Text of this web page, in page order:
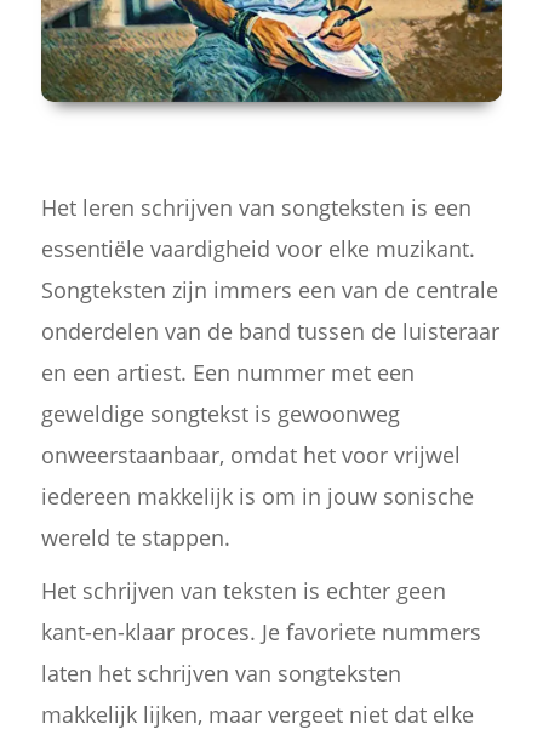
Het leren schrijven van songteksten is een
essentiële vaardigheid voor elke muzikant.
Songteksten zijn immers een van de centrale
onderdelen van de band tussen de luisteraar
en een artiest. Een nummer met een
geweldige songtekst is gewoonweg
onweerstaanbaar, omdat het voor vrijwel
iedereen makkelijk is om in jouw sonische
wereld te stappen.
Het schrijven van teksten is echter geen
kant-en-klaar proces. Je favoriete nummers
laten het schrijven van songteksten
makkelijk lijken, maar vergeet niet dat elke